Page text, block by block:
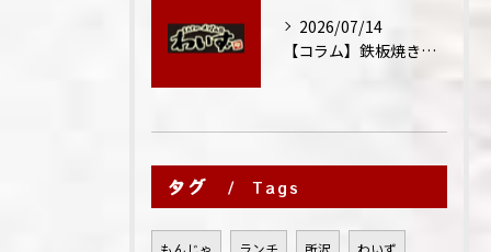
2026/07/14
【コラム】鉄板焼きが"コミュニケーション飯"と呼ばれる理由
タグ Tags